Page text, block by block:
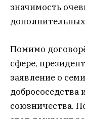
значимость
Помимо
сфере,
заявление о
добрососедства
союзничества.